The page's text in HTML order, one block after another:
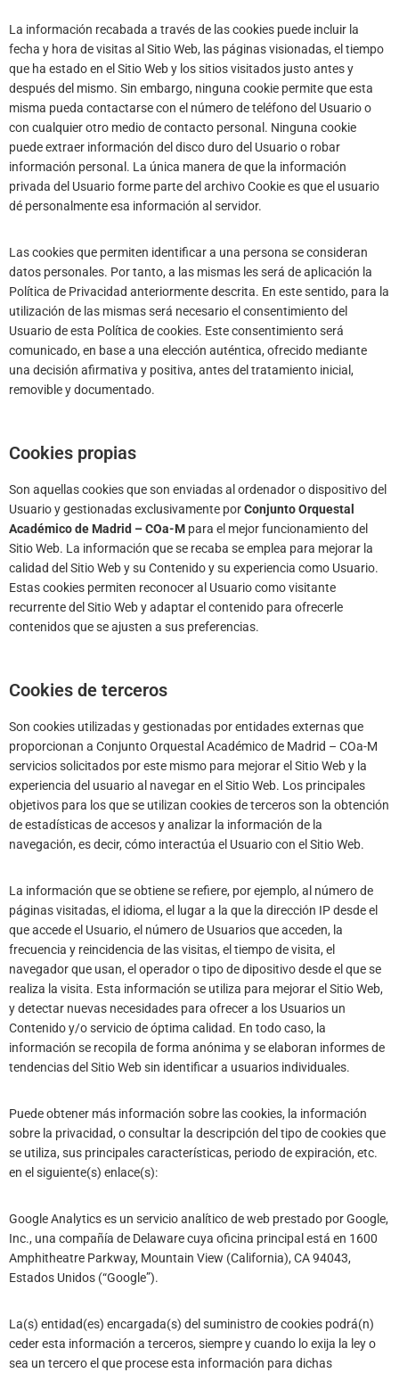
La información recabada a través de las cookies puede incluir la
fecha y hora de visitas al Sitio Web, las páginas visionadas, el tiempo
que ha estado en el Sitio Web y los sitios visitados justo antes y
después del mismo. Sin embargo, ninguna cookie permite que esta
misma pueda contactarse con el número de teléfono del Usuario o
con cualquier otro medio de contacto personal. Ninguna cookie
puede extraer información del disco duro del Usuario o robar
información personal. La única manera de que la información
privada del Usuario forme parte del archivo Cookie es que el usuario
dé personalmente esa información al servidor.
Las cookies que permiten identificar a una persona se consideran
datos personales. Por tanto, a las mismas les será de aplicación la
Política de Privacidad anteriormente descrita. En este sentido, para la
utilización de las mismas será necesario el consentimiento del
Usuario de esta Política de cookies. Este consentimiento será
comunicado, en base a una elección auténtica, ofrecido mediante
una decisión afirmativa y positiva, antes del tratamiento inicial,
removible y documentado.
Cookies propias
Son aquellas cookies que son enviadas al ordenador o dispositivo del
Usuario y gestionadas exclusivamente porConjunto Orquestal
Académico de Madrid – COa-M para el mejor funcionamiento del
Sitio Web. La información que se recaba se emplea para mejorar la
calidad del Sitio Web y su Contenido y su experiencia como Usuario.
Estas cookies permiten reconocer al Usuario como visitante
recurrente del Sitio Web y adaptar el contenido para ofrecerle
contenidos que se ajusten a sus preferencias.
Cookies de terceros
Son cookies utilizadas y gestionadas por entidades externas que
proporcionan a Conjunto Orquestal Académico de Madrid – COa-M
servicios solicitados por este mismo para mejorar el Sitio Web y la
experiencia del usuario al navegar en el Sitio Web. Los principales
objetivos para los que se utilizan cookies de terceros son la obtención
de estadísticas de accesos y analizar la información de la
navegación, es decir, cómo interactúa el Usuario con el Sitio Web.
La información que se obtiene se refiere, por ejemplo, al número de
páginas visitadas, el idioma, el lugar a la que la dirección IP desde el
que accede el Usuario, el número de Usuarios que acceden, la
frecuencia y reincidencia de las visitas, el tiempo de visita, el
navegador que usan, el operador o tipo de dipositivo desde el que se
realiza la visita. Esta información se utiliza para mejorar el Sitio Web,
y detectar nuevas necesidades para ofrecer a los Usuarios un
Contenido y/o servicio de óptima calidad. En todo caso, la
información se recopila de forma anónima y se elaboran informes de
tendencias del Sitio Web sin identificar a usuarios individuales.
Puede obtener más información sobre las cookies, la información
sobre la privacidad, o consultar la descripción del tipo de cookies que
se utiliza, sus principales características, periodo de expiración, etc.
en el siguiente(s) enlace(s):
Google Analytics es un servicio analítico de web prestado por Google,
Inc., una compañía de Delaware cuya oficina principal está en 1600
Amphitheatre Parkway, Mountain View (California), CA 94043,
Estados Unidos (“Google”).
La(s) entidad(es) encargada(s) del suministro de cookies podrá(n)
ceder esta información a terceros, siempre y cuando lo exija la ley o
sea un tercero el que procese esta información para dichas